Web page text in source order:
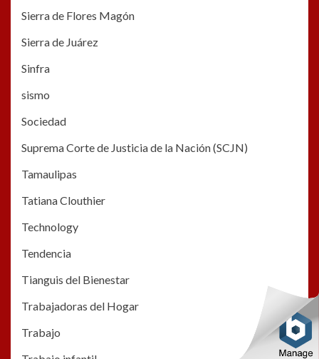
Sierra de Flores Magón
Sierra de Juárez
Sinfra
sismo
Sociedad
Suprema Corte de Justicia de la Nación (SCJN)
Tamaulipas
Tatiana Clouthier
Technology
Tendencia
Tianguis del Bienestar
Trabajadoras del Hogar
Trabajo